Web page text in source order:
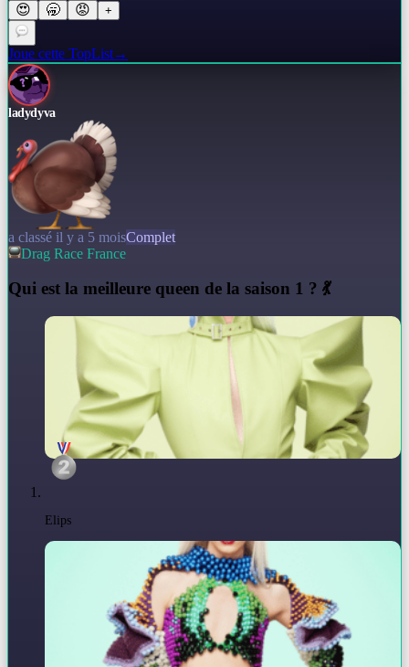
😍 🥱 😡 +
Joue cette TopList→
ladydyva
a classé il y a 5 moisComplet
Drag Race France
Qui est la meilleure queen de la saison 1 ? 💃
Elips